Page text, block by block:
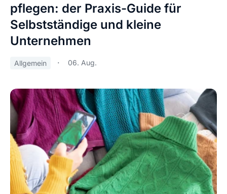
pflegen: der Praxis-Guide für
Selbstständige und kleine
Unternehmen
Allgemein 06. Aug.